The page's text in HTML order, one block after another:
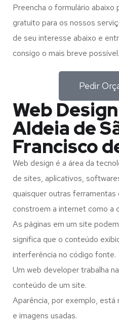
Preencha o formulário
gratuito para os nossos
de seu interesse abaixo e
consigo o mais breve possível.
Pedir
Web
Aldeia de
Francisco
Web design é a área da
de sites, aplicativos,
quaisquer outras
constroem a internet como a
As páginas em um site
significa que o conteúdo
interferência no código fonte.
Um web developer trabalha
conteúdo de um site.
Aparência, por exemplo,
e imagens usadas.